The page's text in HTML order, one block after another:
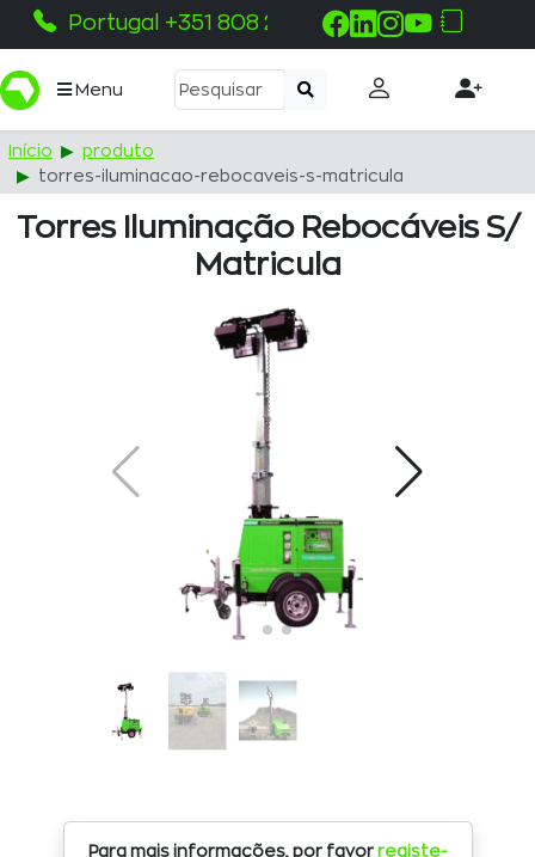
Portugal +351 808 215 115
Menu
Início
produto
torres-iluminacao-rebocaveis-s-matricula
Torres Iluminação Rebocáveis S/
Matricula
Para mais informações, por favor registe-